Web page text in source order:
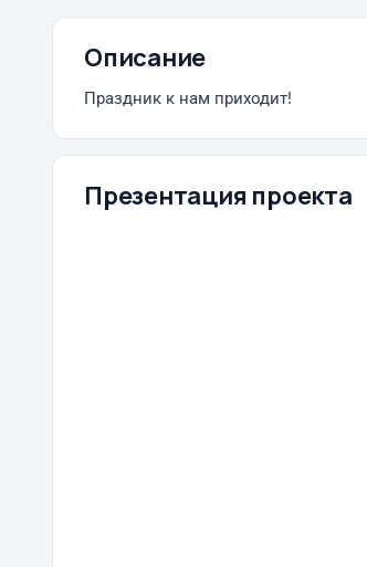
Описание
Праздник к нам приходит!
Презентация проекта